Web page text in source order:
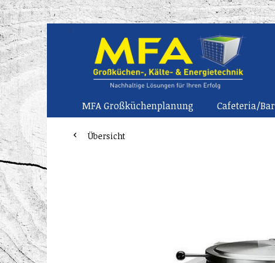
MFA Großküchenplanung Cafeteria/Bar
Übersicht